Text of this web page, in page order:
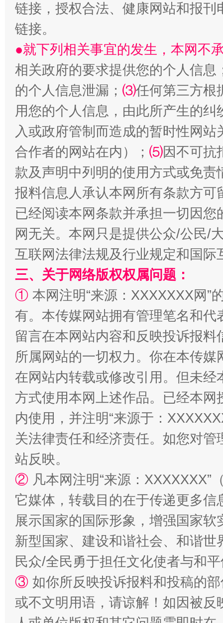
揭批美国五大"原罪" "炒
解纷+调解+退费，一次搞定
站台名比不上好声名
漫山遍野的桃花与雪山、麦地、白藏房 除
链接，授权合法、健康网站和报
链接。
●就下列相关事宜的发生，本网不
相关政府的要求提供您的个人信息
的个人信息泄漏； ⑶任何第三方根
用您的个人信息，由此所产生的纠
入或政府管制而造成的暂时性网
合作者的网站在内）； ⑸因不可抗
款及声明中列明的使用方式或免责
报料信息人承认本网所有条款方
已经阅读本网条款并承担一切因
网无关。本网只是提供公众/公民/
互联网法律法规及行业规定和国
三、关于网络版权权属问题：
① 本网注明“来源：XXXXXXX网”
有。本传媒网站拥有管理笔名和
留言在本网站内容和反映投诉报
所属网站的一切权力。你在本传
在网站内转载或修改引用。但未
方式使用本网上述作品。已经本
内使用，并注明“来源于：
关法律责任和经济责任。如您对
站反映。
② 凡本网注明“来源：
它媒体，转载目的在于传递更多
展示国家的国际形象，增强国家
新型国家、建设和谐社会、和谐
民众/全民勇于担任文化使者与和
③ 如你所反映投诉报料和投稿的
或不文明用语，请谅解！如因被